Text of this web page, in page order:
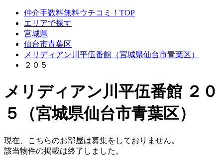
仲介手数料無料ウチコミ！TOP
エリアで探す
宮城県
仙台市青葉区
メリディアン川平伍番館（宮城県仙台市青葉区）
２０５
メリディアン川平伍番館 ２０
５（宮城県仙台市青葉区）
現在、こちらのお部屋は募集をしておりません。
該当物件の掲載は終了しました。